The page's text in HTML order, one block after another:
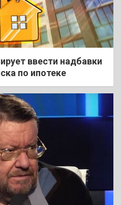
ввести надбавки
по ипотеке